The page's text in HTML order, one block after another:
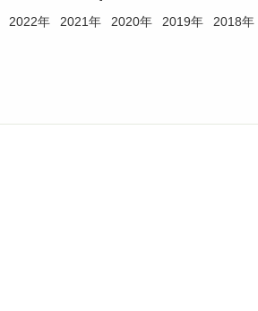
2022年 2021年 2020年 2019年 2018年